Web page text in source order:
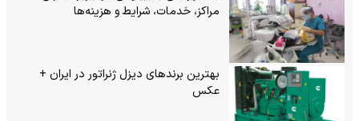
مراکز، خدمات، شرایط و هزینه‌ها
بهترین برندهای دیزل ژنراتور در ایران +
عکس